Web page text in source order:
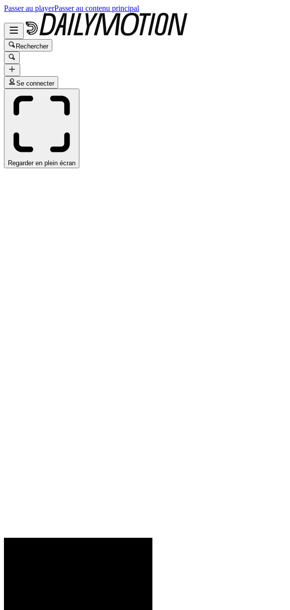
Passer au playerPasser au contenu principal
Rechercher
Se connecter
Regarder en plein écran